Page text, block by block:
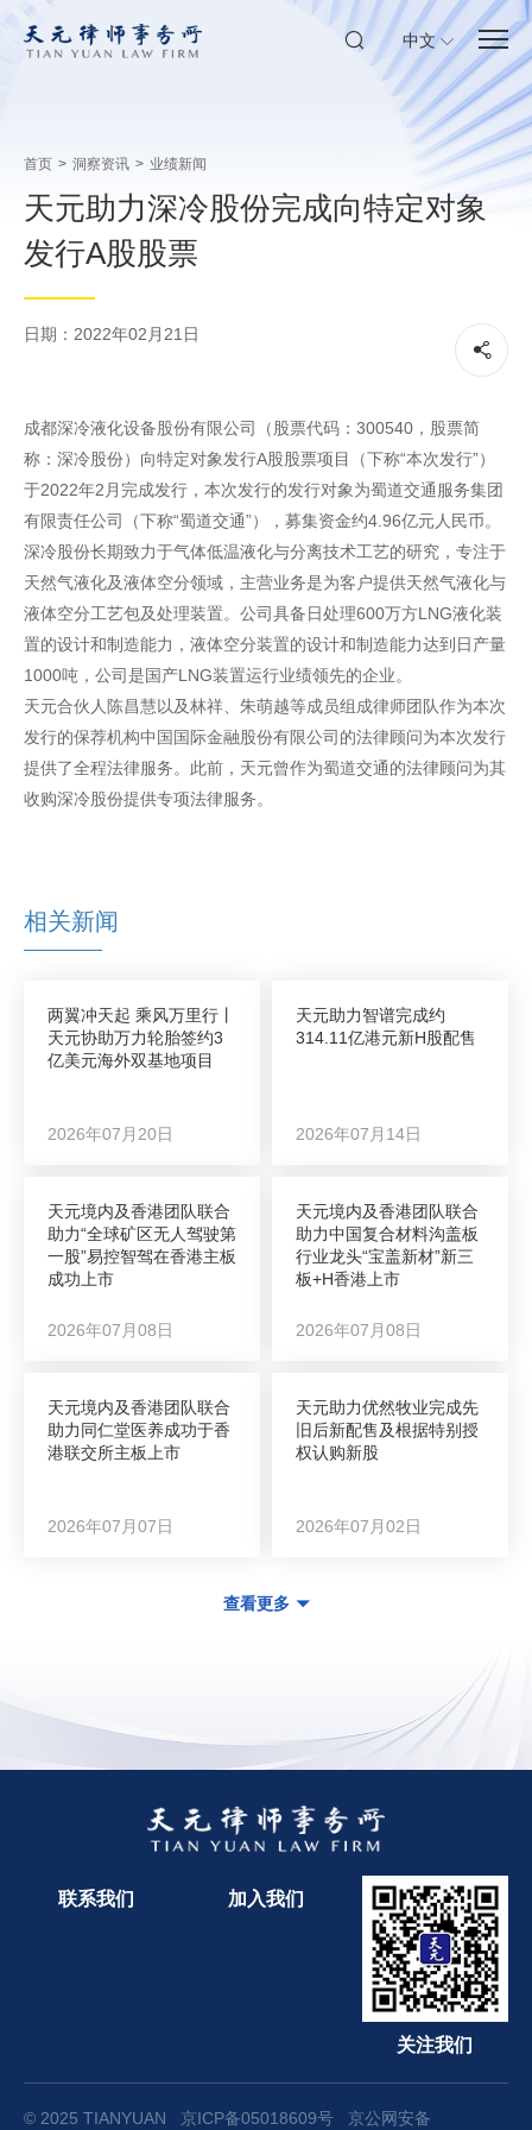
中文
首页 > 洞察资讯 > 业绩新闻
天元助力深冷股份完成向特定对象
发行A股股票
日期：2022年02月21日
成都深冷液化设备股份有限公司（股票代码：300540，股票简
称：深冷股份）向特定对象发行A股股票项目（下称“本次发行”）
于2022年2月完成发行，本次发行的发行对象为蜀道交通服务集团
有限责任公司（下称“蜀道交通”），募集资金约4.96亿元人民币。
深冷股份长期致力于气体低温液化与分离技术工艺的研究，专注于
天然气液化及液体空分领域，主营业务是为客户提供天然气液化与
液体空分工艺包及处理装置。公司具备日处理600万方LNG液化装
置的设计和制造能力，液体空分装置的设计和制造能力达到日产量
1000吨，公司是国产LNG装置运行业绩领先的企业。
天元合伙人陈昌慧以及林祥、朱萌越等成员组成律师团队作为本次
发行的保荐机构中国国际金融股份有限公司的法律顾问为本次发行
提供了全程法律服务。此前，天元曾作为蜀道交通的法律顾问为其
收购深冷股份提供专项法律服务。
相关新闻
两翼冲天起 乘风万里行丨
天元协助万力轮胎签约3
亿美元海外双基地项目
2026年07月20日
天元助力智谱完成约
314.11亿港元新H股配售
2026年07月14日
天元境内及香港团队联合
助力“全球矿区无人驾驶第
一股”易控智驾在香港主板
成功上市
2026年07月08日
天元境内及香港团队联合
助力中国复合材料沟盖板
行业龙头“宝盖新材”新三
板+H香港上市
2026年07月08日
天元境内及香港团队联合
助力同仁堂医养成功于香
港联交所主板上市
2026年07月07日
天元助力优然牧业完成先
旧后新配售及根据特别授
权认购新股
2026年07月02日
查看更多
联系我们 加入我们
关注我们
© 2025 TIANYUAN 京ICP备05018609号 京公网安备